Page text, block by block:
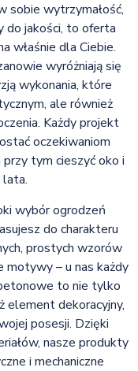
sobie wytrzymałość,
jakości, to oferta
właśnie dla Ciebie.
wyróżniają się
wykonania, które
ale również
Każdy projekt
oczekiwaniom
tym cieszyć oko i
lata.
wybór ogrodzeń
do charakteru
prostych wzorów
motywy – u nas każdy
to nie tylko
element dekoracyjny,
posesji. Dzięki
nasze produkty
i mechaniczne